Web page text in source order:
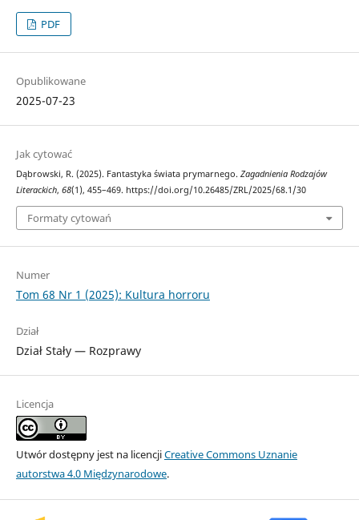
PDF
Opublikowane
2025-07-23
Jak cytować
Dąbrowski, R. (2025). Fantastyka świata prymarnego. Zagadnienia Rodzajów
Literackich, 68(1), 455–469. https://doi.org/10.26485/ZRL/2025/68.1/30
Formaty cytowań
Numer
Tom 68 Nr 1 (2025): Kultura horroru
Dział
Dział Stały — Rozprawy
Licencja
Utwór dostępny jest na licencjiCreative Commons Uznanie
autorstwa 4.0 Międzynarodowe.